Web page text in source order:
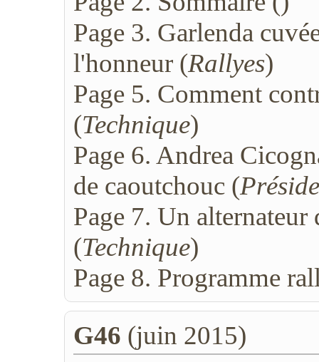
Page 3. Garlenda
l'honneur (Rallyes)
Page 5. Comment
(Technique)
Page 6. Andrea
de caoutchouc (
Page 7. Un
(Technique)
Page 8. Programme
G46 (juin 2015)